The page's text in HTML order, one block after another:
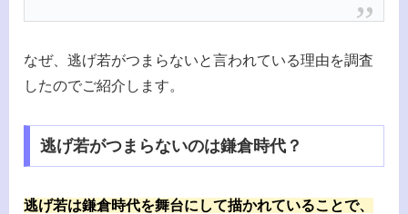
なぜ、逃げ若がつまらないと言われている理由を調査
したのでご紹介します。
逃げ若がつまらないのは鎌倉時代？
逃げ若は鎌倉時代を舞台にして描かれていることで、